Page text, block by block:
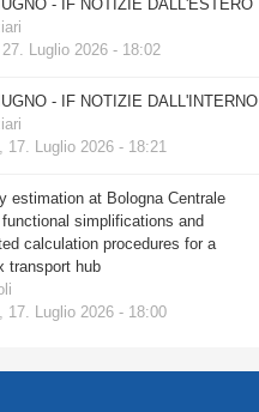
- IF NOTIZIE DALL'ESTERO
27. Luglio 2026 - 18:02
- IF NOTIZIE DALL'INTERNO
17. Luglio 2026 - 18:21
estimation at Bologna Centrale
simplifications and
calculation procedures for a
transport hub
17. Luglio 2026 - 18:00